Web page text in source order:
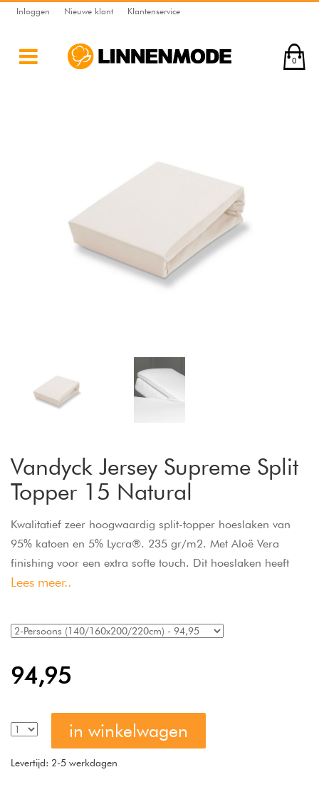
Inloggen Nieuwe klant Klantenservice
0
Vandyck Jersey Supreme Split
Topper 15 Natural
Kwalitatief zeer hoogwaardig split-topper hoeslaken van
95% katoen en 5% Lycra®. 235 gr/m2. Met Aloë Vera
finishing voor een extra softe touch. Dit hoeslaken heeft
een perfecte pasvorm door het elastiek rondom, is strijk-
hoekhoogte van 15 cm. De split-topper heeft een split van
80 cm lang aan de bovenzijde van het hoeslaken, zodat
afzonderlijk van elkaar versteld kunnen worden.
Lees meer..
94,95
in winkelwagen
Levertijd: 2-5 werkdagen